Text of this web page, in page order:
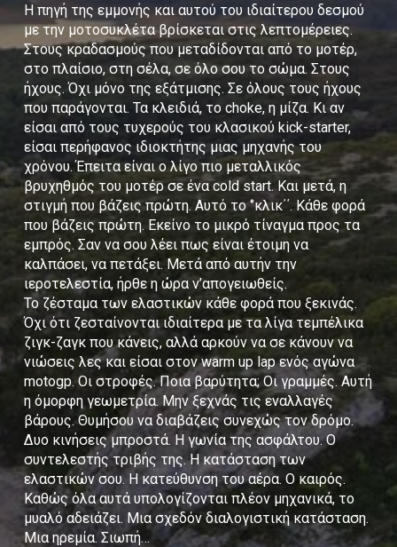
Η πηγή της εμμονής και αυτού του ιδιαίτερου δεσμού
με την μοτοσυκλέτα βρίσκεται στις λεπτομέρειες.
Στους κραδασμούς που μεταδίδονται από το μοτέρ,
στο πλαίσιο, στη σέλα, σε όλο σου το σώμα. Στους
ήχους. Όχι μόνο της εξάτμισης. Σε όλους τους ήχους
που παράγονται. Τα κλειδιά, το choke, η μίζα. Κι αν
είσαι από τους τυχερούς του κλασικού kick-starter,
είσαι περήφανος ιδιοκτήτης μιας μηχανής του
χρόνου. Έπειτα είναι ο λίγο πιο μεταλλικός
βρυχηθμός του μοτέρ σε ένα cold start. Και μετά, η
στιγμή που βάζεις πρώτη. Αυτό το ‘’κλικ΄΄. Κάθε φορά
που βάζεις πρώτη. Εκείνο το μικρό τίναγμα προς τα
εμπρός. Σαν να σου λέει πως είναι έτοιμη να
καλπάσει, να πετάξει. Μετά από αυτήν την
ιεροτελεστία, ήρθε η ώρα ν’απογειωθείς.
Το ζέσταμα των ελαστικών κάθε φορά που ξεκινάς.
Όχι ότι ζεσταίνονται ιδιαίτερα με τα λίγα τεμπέλικα
ζιγκ-ζαγκ που κάνεις, αλλά αρκούν να σε κάνουν να
νιώσεις λες και είσαι στον warm up lap ενός αγώνα
motogp. Οι στροφές. Ποια βαρύτητα; Οι γραμμές. Αυτή
η όμορφη γεωμετρία. Μην ξεχνάς τις εναλλαγές
βάρους. Θυμήσου να διαβάζεις συνεχώς τον δρόμο.
Δυο κινήσεις μπροστά. Η γωνία της ασφάλτου. Ο
συντελεστής τριβής της. Η κατάσταση των
ελαστικών σου. Η κατεύθυνση του αέρα. Ο καιρός.
Καθώς όλα αυτά υπολογίζονται πλέον μηχανικά, το
μυαλό αδειάζει. Μια σχεδόν διαλογιστική κατάσταση.
Μια ηρεμία. Σιωπή…